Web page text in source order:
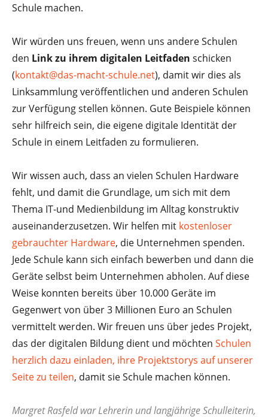
Schule machen.
Wir würden uns freuen, wenn uns andere Schulen
den Link zu ihrem digitalen Leitfaden schicken
(kontakt@das-macht-schule.net), damit wir dies als
Linksammlung veröffentlichen und anderen Schulen
zur Verfügung stellen können. Gute Beispiele können
sehr hilfreich sein, die eigene digitale Identität der
Schule in einem Leitfaden zu formulieren.
Wir wissen auch, dass an vielen Schulen Hardware
fehlt, und damit die Grundlage, um sich mit dem
Thema IT-und Medienbildung im Alltag konstruktiv
auseinanderzusetzen. Wir helfen mit kostenloser
gebrauchter Hardware, die Unternehmen spenden.
Jede Schule kann sich einfach bewerben und dann die
Geräte selbst beim Unternehmen abholen. Auf diese
Weise konnten bereits über 10.000 Geräte im
Gegenwert von über 3 Millionen Euro an Schulen
vermittelt werden. Wir freuen uns über jedes Projekt,
das der digitalen Bildung dient und möchten Schulen
herzlich dazu einladen, ihre Projektstorys auf unserer
Seite zu teilen, damit sie Schule machen können.
Margret Rasfeld war Lehrerin und langjährige Schulleiterin,